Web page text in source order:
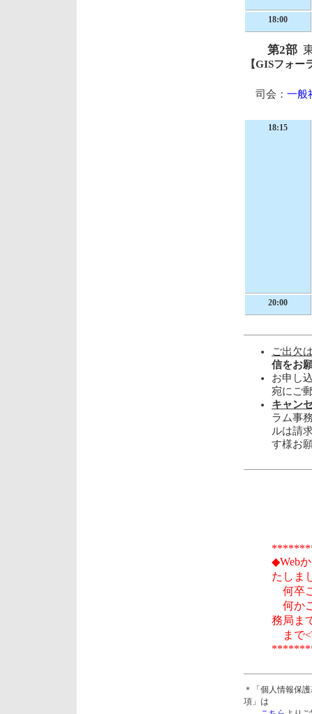
18:00
第2部
【GISフォ
司会： 一般
18:15
20:00
ご出欠
信をお
お申し
宛にご
キャン
ラム事
ルは請
す様お
◆Web
たしま
何卒
何か
務局ま
まで
＊「個人情報保
項」は